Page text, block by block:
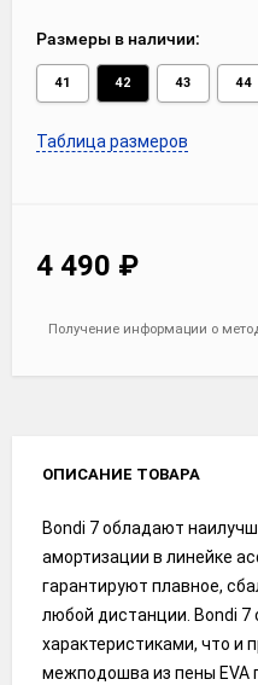
Размеры в наличии:
41 42 43 44
Таблица размеров
4 490 ₽
Получение информации о
ОПИСАНИЕ ТОВАРА
Bondi 7 обладают
амортизации в линейке
гарантируют плавное,
любой дистанции. Bondi
характеристиками, что и
межподошва из пены EVA